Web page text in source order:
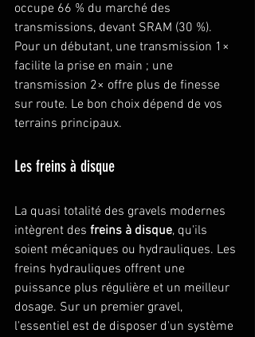
occupe 66 % du marché des
transmissions, devant SRAM (30 %).
Pour un débutant, une transmission 1×
facilite la prise en main ; une
transmission 2× offre plus de finesse
sur route. Le bon choix dépend de vos
terrains principaux.
Les freins à disque
La quasi totalité des gravels modernes
intègrent des freins à disque, qu'ils
soient mécaniques ou hydrauliques. Les
freins hydrauliques offrent une
puissance plus régulière et un meilleur
dosage. Sur un premier gravel,
l'essentiel est de disposer d'un système